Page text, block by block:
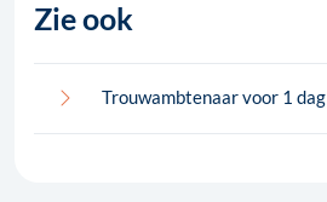
Zie ook
Trouwambtenaar voor 1 dag